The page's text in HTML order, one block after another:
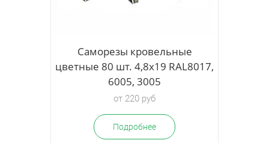
Саморезы кровельные
цветные 80 шт. 4,8х19 RAL8017,
6005, 3005
от 220 руб
Подробнее